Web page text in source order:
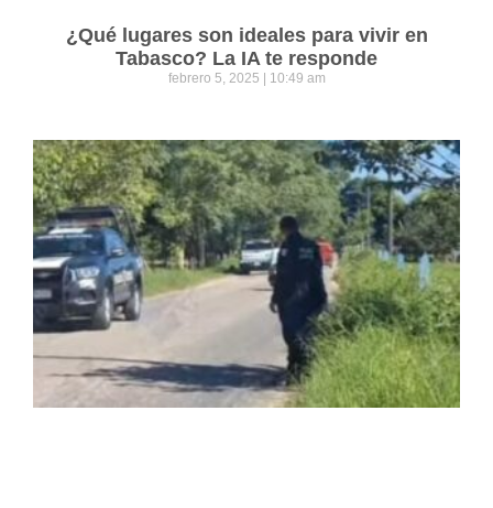
¿Qué lugares son ideales para vivir en
Tabasco? La IA te responde
febrero 5, 2025 10:49 am